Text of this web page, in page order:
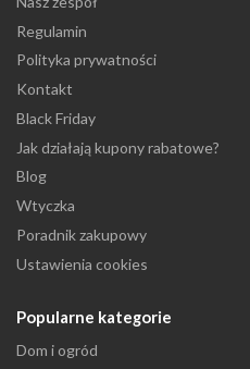
Regulamin
Polityka prywatności
Kontakt
Black Friday
Jak działają kupony rabatowe?
Blog
Wtyczka
Poradnik zakupowy
Ustawienia cookies
Popularne kategorie
Dom i ogród